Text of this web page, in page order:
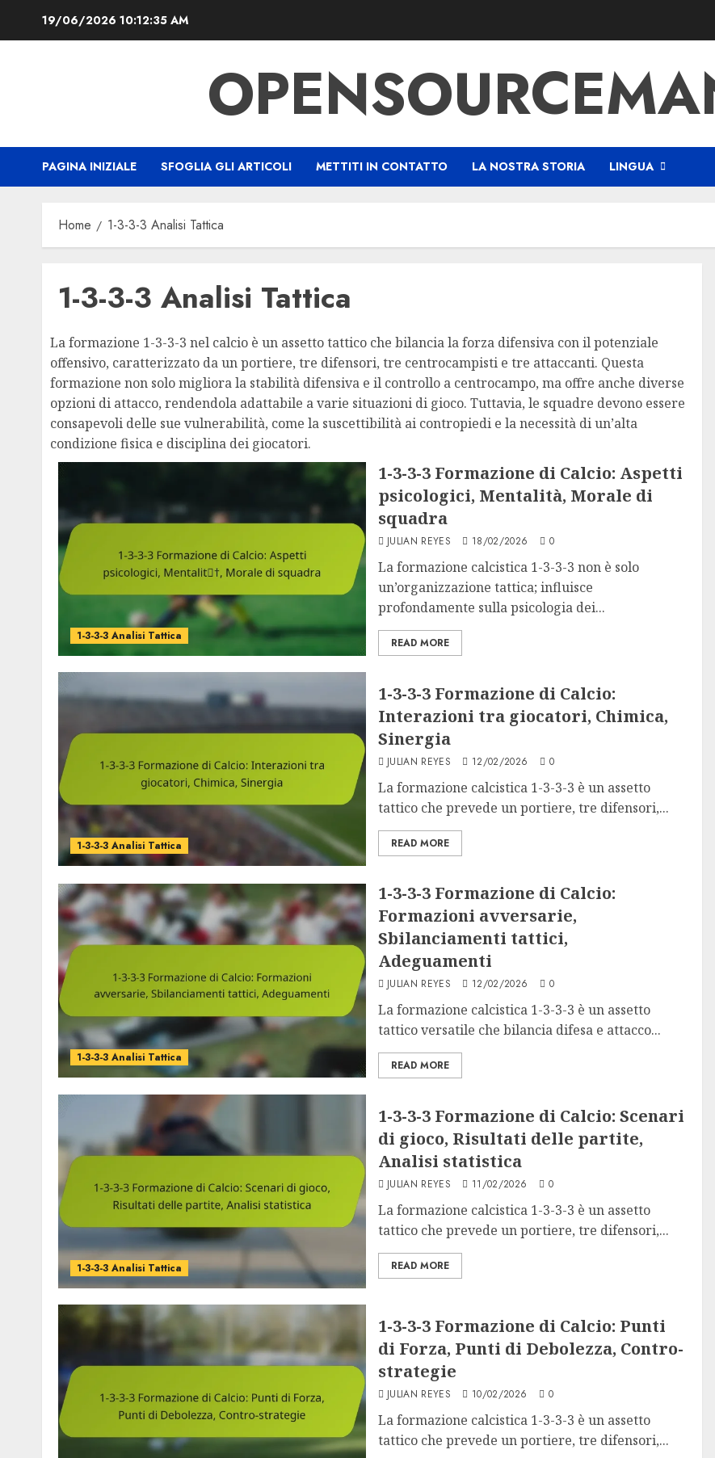
19/06/2026 10:12:36 AM
PAGINA INIZIALE SFOGLIA GLI ARTICOLI METTITI IN CONTATTO LA NOSTRA STORIA LINGUA
Home 1-3-3-3 Analisi Tattica
1-3-3-3 Analisi Tattica
La formazione 1-3-3-3 nel calcio è un assetto tattico che bilancia la forza difensiva con il potenziale
offensivo, caratterizzato da un portiere, tre difensori, tre centrocampisti e tre attaccanti. Questa
formazione non solo migliora la stabilità difensiva e il controllo a centrocampo, ma offre anche diverse
opzioni di attacco, rendendola adattabile a varie situazioni di gioco. Tuttavia, le squadre devono essere
consapevoli delle sue vulnerabilità, come la suscettibilità ai contropiedi e la necessità di un’alta
condizione fisica e disciplina dei giocatori.
1-3-3-3 Analisi Tattica
1-3-3-3 Formazione di Calcio: Aspetti
psicologici, Mentalità, Morale di
squadra
JULIAN REYES 18/02/2026 0
La formazione calcistica 1-3-3-3 non è solo
un’organizzazione tattica; influisce
profondamente sulla psicologia dei...
READ MORE
1-3-3-3 Analisi Tattica
1-3-3-3 Formazione di Calcio:
Interazioni tra giocatori, Chimica,
Sinergia
JULIAN REYES 12/02/2026 0
La formazione calcistica 1-3-3-3 è un assetto
tattico che prevede un portiere, tre difensori,...
READ MORE
1-3-3-3 Analisi Tattica
1-3-3-3 Formazione di Calcio:
Formazioni avversarie,
Sbilanciamenti tattici,
Adeguamenti
JULIAN REYES 12/02/2026 0
La formazione calcistica 1-3-3-3 è un assetto
tattico versatile che bilancia difesa e attacco...
READ MORE
1-3-3-3 Analisi Tattica
1-3-3-3 Formazione di Calcio: Scenari
di gioco, Risultati delle partite,
Analisi statistica
JULIAN REYES 11/02/2026 0
La formazione calcistica 1-3-3-3 è un assetto
tattico che prevede un portiere, tre difensori,...
READ MORE
1-3-3-3 Formazione di Calcio: Punti
di Forza, Punti di Debolezza, Contro-
strategie
JULIAN REYES 10/02/2026 0
La formazione calcistica 1-3-3-3 è un assetto
tattico che prevede un portiere, tre difensori,...